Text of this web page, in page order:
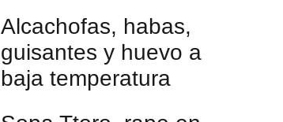
Alcachofas, habas,
guisantes y huevo a
baja temperatura